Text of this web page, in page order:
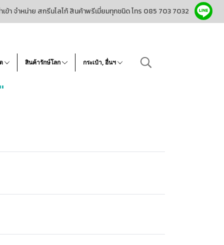
ข้า จำหน่าย สกรีนโลโก้ สินค้าพรีเมี่ยมทุกชนิด โทร 085 703 7032
สินค้ารักษ์โลก กระเป๋า, อื่นฯ